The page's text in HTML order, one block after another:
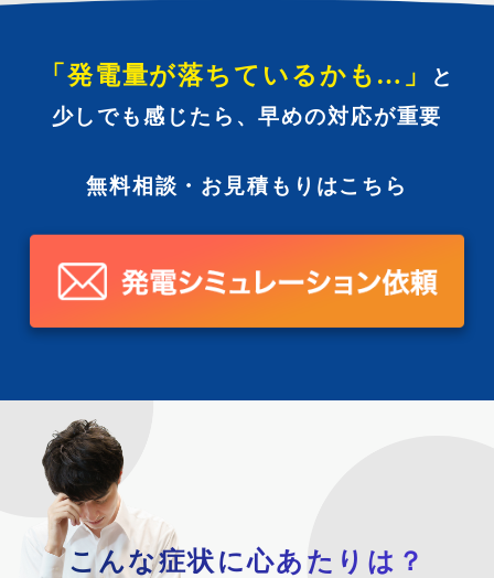
「発電量が落ちているかも…」
と
少しでも感じたら、早めの対応が重要
無料相談・お見積もりはこちら
こんな症状に心あたりは？